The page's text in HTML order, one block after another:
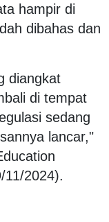
hampir di
dibahas dan
diangkat
di tempat
sedang
lancar,"
11/2024).